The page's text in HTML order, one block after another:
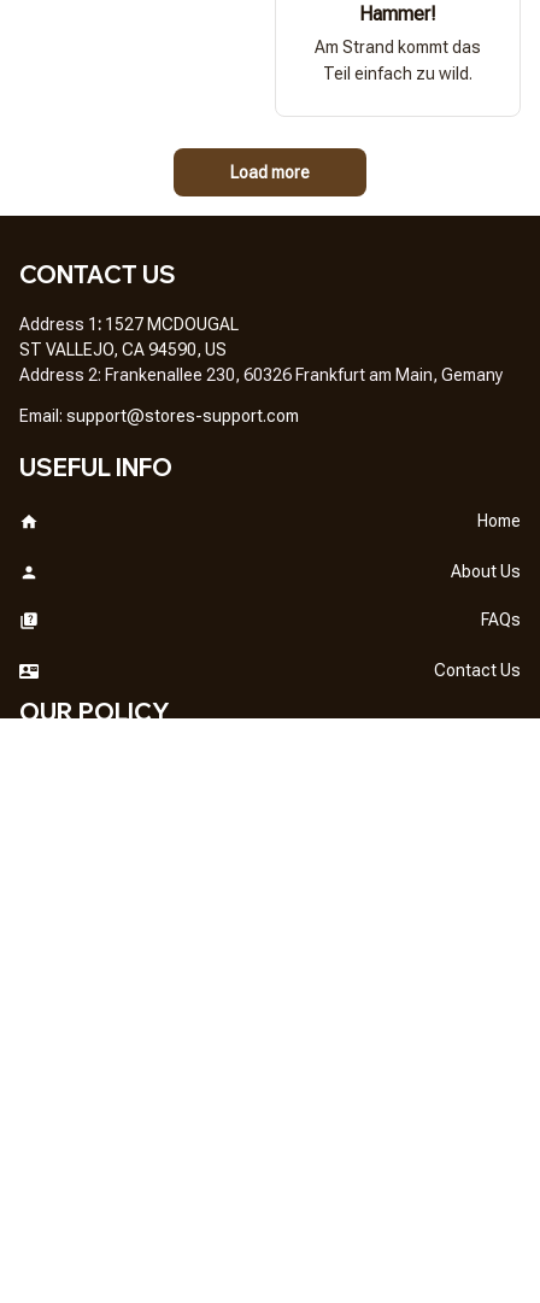
Hammer!
Am Strand kommt das
Teil einfach zu wild.
Load more
CONTACT US
Address 1: 1527 MCDOUGAL
ST VALLEJO, CA 94590, US
Address 2: Frankenallee 230, 60326 Frankfurt am Main, Gemany
Email: support@stores-support.com
USEFUL INFO
Home
About Us
FAQs
Contact Us
OUR POLICY